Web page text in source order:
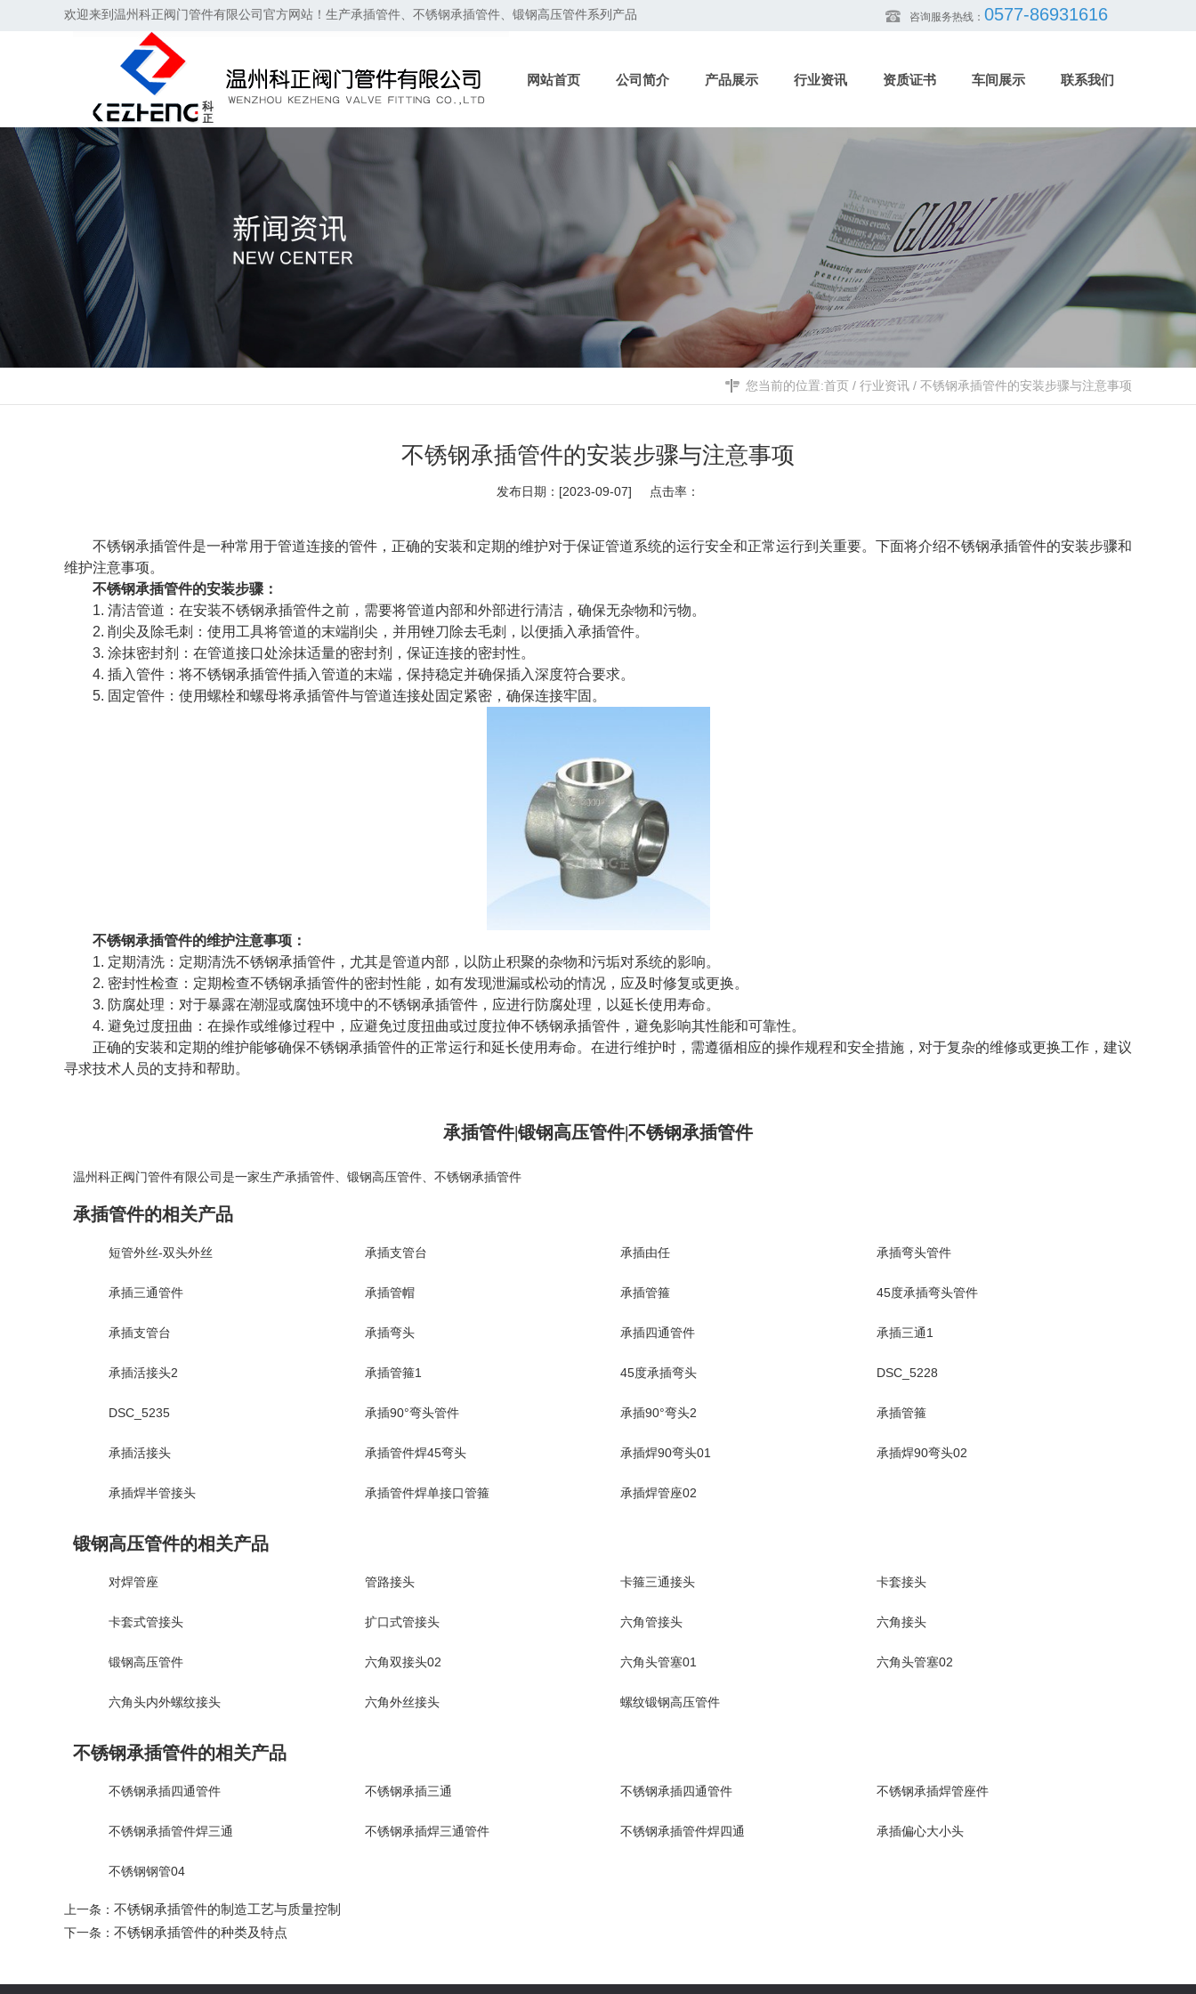
欢迎来到温州科正阀门管件有限公司官方网站！生产承插管件、不锈钢承插管件、锻钢高压管件系列产品 咨询服务热线： 0577-86931616
网站首页 公司简介 产品展示 行业资讯 资质证书 车间展示 联系我们
您当前的位置:首页 / 行业资讯 / 不锈钢承插管件的安装步骤与注意事项
不锈钢承插管件的安装步骤与注意事项
发布日期：[2023-09-07] 点击率：
不锈钢承插管件是一种常用于管道连接的管件，正确的安装和定期的维护对于保证管道系统的运行安全和正常运行到关重要。下面将介绍不锈钢承插管件的安装步骤和
维护注意事项。
不锈钢承插管件的安装步骤：
1. 清洁管道：在安装不锈钢承插管件之前，需要将管道内部和外部进行清洁，确保无杂物和污物。
2. 削尖及除毛刺：使用工具将管道的末端削尖，并用锉刀除去毛刺，以便插入承插管件。
3. 涂抹密封剂：在管道接口处涂抹适量的密封剂，保证连接的密封性。
4. 插入管件：将不锈钢承插管件插入管道的末端，保持稳定并确保插入深度符合要求。
5. 固定管件：使用螺栓和螺母将承插管件与管道连接处固定紧密，确保连接牢固。
不锈钢承插管件的维护注意事项：
1. 定期清洗：定期清洗不锈钢承插管件，尤其是管道内部，以防止积聚的杂物和污垢对系统的影响。
2. 密封性检查：定期检查不锈钢承插管件的密封性能，如有发现泄漏或松动的情况，应及时修复或更换。
3. 防腐处理：对于暴露在潮湿或腐蚀环境中的不锈钢承插管件，应进行防腐处理，以延长使用寿命。
4. 避免过度扭曲：在操作或维修过程中，应避免过度扭曲或过度拉伸不锈钢承插管件，避免影响其性能和可靠性。
正确的安装和定期的维护能够确保不锈钢承插管件的正常运行和延长使用寿命。在进行维护时，需遵循相应的操作规程和安全措施，对于复杂的维修或更换工作，建议
寻求技术人员的支持和帮助。
承插管件|锻钢高压管件|不锈钢承插管件
温州科正阀门管件有限公司是一家生产承插管件 锻钢高压管件 不锈钢承插管件
承插管件的相关产品
短管外丝-双头外丝 承插支管台 承插由任 承插弯头管件
承插三通管件 承插管帽 承插管箍 45度承插弯头管件
承插支管台 承插弯头 承插四通管件 承插三通1
承插活接头2 承插管箍1 45度承插弯头 DSC_5228
DSC_5235 承插90°弯头管件 承插90°弯头2 承插管箍
承插活接头 承插管件焊45弯头 承插焊90弯头01 承插焊90弯头02
承插焊半管接头 承插管件焊单接口管箍 承插焊管座02
锻钢高压管件的相关产品
对焊管座 管路接头 卡箍三通接头 卡套接头
卡套式管接头 扩口式管接头 六角管接头 六角接头
锻钢高压管件 六角双接头02 六角头管塞01 六角头管塞02
六角头内外螺纹接头 六角外丝接头 螺纹锻钢高压管件
不锈钢承插管件的相关产品
不锈钢承插四通管件 不锈钢承插三通 不锈钢承插四通管件 不锈钢承插焊管座件
不锈钢承插管件焊三通 不锈钢承插焊三通管件 不锈钢承插管件焊四通 承插偏心大小头
不锈钢钢管04
上一条： 不锈钢承插管件的制造工艺与质量控制
下一条： 不锈钢承插管件的种类及特点